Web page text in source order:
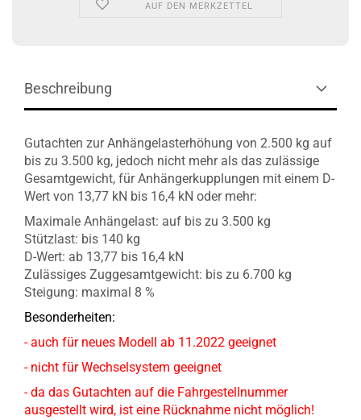
AUF DEN MERKZETTEL
Beschreibung
Gutachten zur Anhängelasterhöhung von 2.500 kg auf
bis zu 3.500 kg, jedoch nicht mehr als das zulässige
Gesamtgewicht, für Anhängerkupplungen mit einem D-
Wert von 13,77 kN bis 16,4 kN oder mehr:
Maximale Anhängelast: auf bis zu 3.500 kg
Stützlast: bis 140 kg
D-Wert: ab 13,77 bis 16,4 kN
Zulässiges Zuggesamtgewicht: bis zu 6.700 kg
Steigung: maximal 8 %
Besonderheiten:
- auch für neues Modell ab 11.2022 geeignet
- nicht für Wechselsystem geeignet
- da das Gutachten auf die Fahrgestellnummer
ausgestellt wird, ist eine Rücknahme nicht möglich!